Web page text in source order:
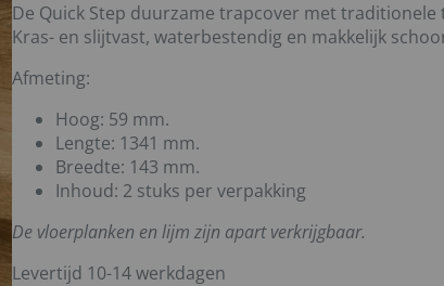
De Quick Step duurzame trapcover met
Kras- en slijtvast, waterbestendig en makkelijk
Afmeting:
Hoog: 59 mm.
Lengte: 1341 mm.
Breedte: 143 mm.
Inhoud: 2 stuks per verpakking
De vloerplanken en lijm zijn apart verkrijgbaar.
Levertijd 10-14 werkdagen